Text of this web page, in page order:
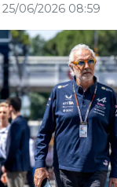
25/06/2026 08:59